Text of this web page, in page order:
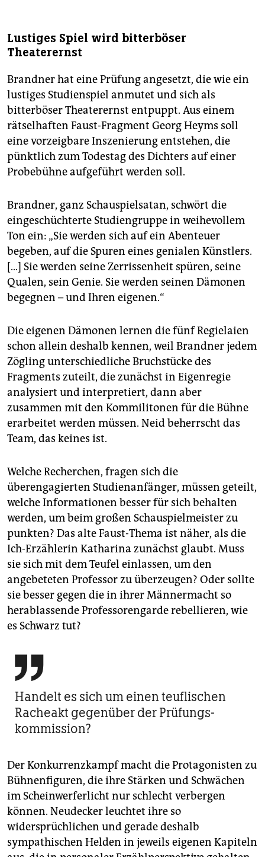
Lustiges Spiel wird bitterböser
Theaterernst
Brandner hat eine Prüfung angesetzt, die wie ein
lustiges Studienspiel anmutet und sich als
bitterböser Theaterernst entpuppt. Aus einem
rätselhaften Faust-Fragment Georg Heyms soll
eine vorzeigbare Inszenierung entstehen, die
pünktlich zum Todestag des Dichters auf einer
Probebühne aufgeführt werden soll.
Brandner, ganz Schauspielsatan, schwört die
eingeschüchterte Studiengruppe in weihevollem
Ton ein: „Sie werden sich auf ein Abenteuer
begeben, auf die Spuren eines genialen Künstlers.
[…] Sie werden seine Zerrissenheit spüren, seine
Qualen, sein Genie. Sie werden seinen Dämonen
begegnen – und Ihren eigenen.“
Die eigenen Dämonen lernen die fünf Regielaien
schon allein deshalb kennen, weil Brandner jedem
Zögling unterschiedliche Bruchstücke des
Fragments zuteilt, die zunächst in Eigenregie
analysiert und interpretiert, dann aber
zusammen mit den Kommilitonen für die Bühne
erarbeitet werden müssen. Neid beherrscht das
Team, das keines ist.
Welche Recherchen, fragen sich die
überengagierten Studienanfänger, müssen geteilt,
welche Informationen besser für sich behalten
werden, um beim großen Schauspielmeister zu
punkten? Das alte Faust-Thema ist näher, als die
Ich-Erzählerin Katharina zunächst glaubt. Muss
sie sich mit dem Teufel einlassen, um den
angebeteten Professor zu überzeugen? Oder sollte
sie besser gegen die in ihrer Männermacht so
herablassende Professorengarde rebellieren, wie
es Schwarz tut?

Handelt es sich um einen teuflischen
Racheakt gegenüber der Prüfungs­
kommission?
Der Konkurrenzkampf macht die Protagonisten zu
Bühnenfiguren, die ihre Stärken und Schwächen
im Scheinwerferlicht nur schlecht verbergen
können. Neudecker leuchtet ihre so
widersprüchlichen und gerade deshalb
sympathischen Helden in jeweils eigenen Kapiteln